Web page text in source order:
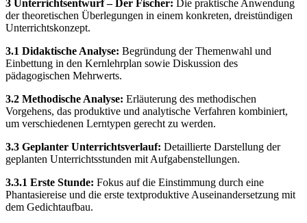
3 Unterrichtsentwurf – Der Fischer: Die praktische Anwendung
der theoretischen Überlegungen in einem konkreten, dreistündigen
Unterrichtskonzept.
3.1 Didaktische Analyse: Begründung der Themenwahl und
Einbettung in den Kernlehrplan sowie Diskussion des
pädagogischen Mehrwerts.
3.2 Methodische Analyse: Erläuterung des methodischen
Vorgehens, das produktive und analytische Verfahren kombiniert,
um verschiedenen Lerntypen gerecht zu werden.
3.3 Geplanter Unterrichtsverlauf: Detaillierte Darstellung der
geplanten Unterrichtsstunden mit Aufgabenstellungen.
3.3.1 Erste Stunde: Fokus auf die Einstimmung durch eine
Phantasiereise und die erste textproduktive Auseinandersetzung mit
dem Gedichtaufbau.